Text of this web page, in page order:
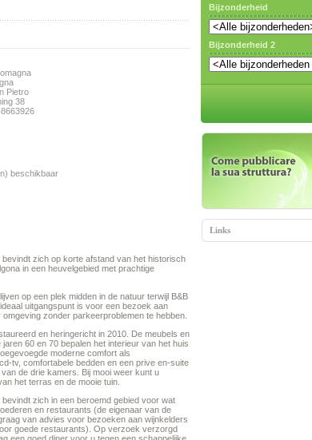
Pietro
38
beschikbaar
bevindt zich op korte afstand van het historisch
in een heuvelgebied met prachtige
op een plek midden in de natuur terwijl B&B
uitgangspunt is voor een bezoek aan
omgeving zonder parkeerproblemen te hebben.
en heringericht in 2010. De meubels en
jaren 60 en 70 bepalen het interieur van het huis
moderne comfort als
tv, comfortabele bedden en een prive en-suite
de drie kamers. Bij mooi weer kunt u
het terras en de mooie tuin.
zich in een beroemd gebied voor wat
en restaurants (de eigenaar van de
van advies voor bezoeken aan wijnkelders
goede restaurants). Op verzoek verzorgd
Bijzonderheid
Bijzonderheid 2
Links